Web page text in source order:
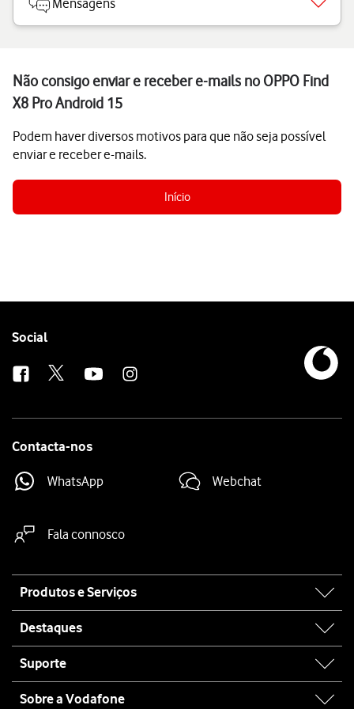
Mensagens
Não consigo enviar e receber e-mails no OPPO Find
X8 Pro Android 15
Podem haver diversos motivos para que não seja possível
enviar e receber e-mails.
Início
Follow
Social
Contacta-nos
WhatsApp Webchat
Fala connosco
map
Produtos e Serviços
Destaques
Suporte
Sobre a Vodafone